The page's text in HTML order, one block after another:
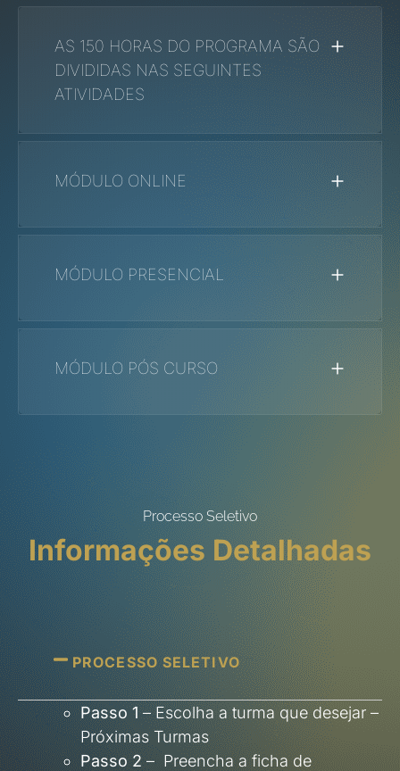
AS 150 HORAS DO PROGRAMA SÃO
DIVIDIDAS NAS SEGUINTES
ATIVIDADES
MÓDULO ONLINE
MÓDULO PRESENCIAL
MÓDULO PÓS CURSO
Processo Seletivo
Informações Detalhadas
PROCESSO SELETIVO
Passo 1– Escolha a turma que desejar –
Próximas Turmas
Passo 2 – Preencha a ficha de